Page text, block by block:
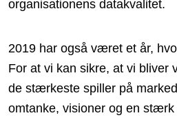
organisationens datakvalitet.
2019 har også været et år,
For at vi kan sikre, at vi bliver
de stærkeste spiller på
omtanke, visioner og en stærk